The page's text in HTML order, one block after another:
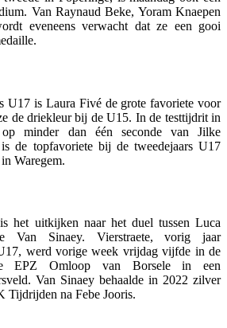
Van Raynaud Beke, Yoram Knaepen
eveneens verwacht dat ze een gooi
U17 is Laura Fivé de grote favoriete voor
de driekleur bij de U15. In de testtijdrit in
minder dan één seconde van Jilke
de topfavoriete bij de tweedejaars U17
Waregem.
het uitkijken naar het duel tussen Luca
Van Sinaey. Vierstraete, vorig jaar
werd vorige week vrijdag vijfde in de
EPZ Omloop van Borsele in een
Van Sinaey behaalde in 2022 zilver
Tijdrijden na Febe Jooris.